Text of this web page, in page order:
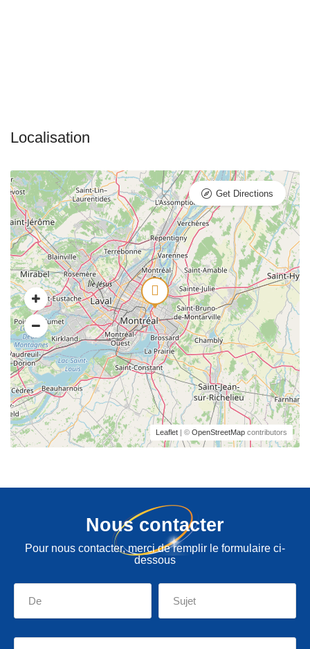
Leaflet | © OpenStreetMap contributors
Get Directions
Nous contacter
Pour nous contacter, merci de remplir le formulaire ci-
dessous